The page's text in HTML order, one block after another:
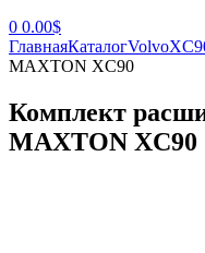
0 0.00$
ГлавнаяКаталогVolvo
MAXTON XC90
Комплект
MAXTON XC90